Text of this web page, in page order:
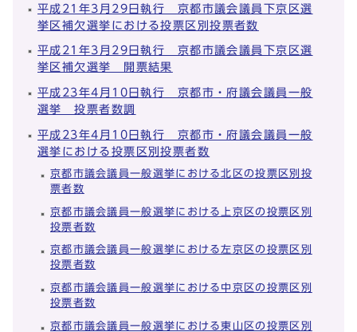
平成21年3月29日執行 京都市議会議員下京区選
挙区補欠選挙における投票区別投票者数
平成21年3月29日執行 京都市議会議員下京区選
挙区補欠選挙 開票結果
平成23年4月10日執行 京都市・府議会議員一般
選挙 投票者数調
平成23年4月10日執行 京都市・府議会議員一般
選挙における投票区別投票者数
京都市議会議員一般選挙における北区の投票区別投
票者数
京都市議会議員一般選挙における上京区の投票区別
投票者数
京都市議会議員一般選挙における左京区の投票区別
投票者数
京都市議会議員一般選挙における中京区の投票区別
投票者数
京都市議会議員一般選挙における東山区の投票区別